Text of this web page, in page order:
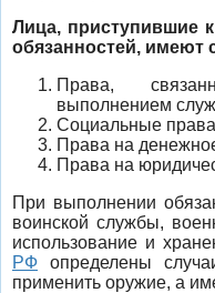
Лица, приступившие
обязанностей, имеют
Права,
выполнением
Социальные
Права на
Права на
При выполнении
воинской службы,
использование и
РФ определены
применить оружие, а